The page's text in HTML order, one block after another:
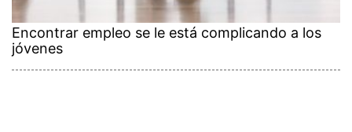
Encontrar empleo se le está complicando a los
jóvenes